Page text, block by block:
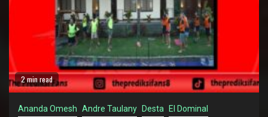
2 min read
Ananda Omesh Andre Taulany Desta El Dominal